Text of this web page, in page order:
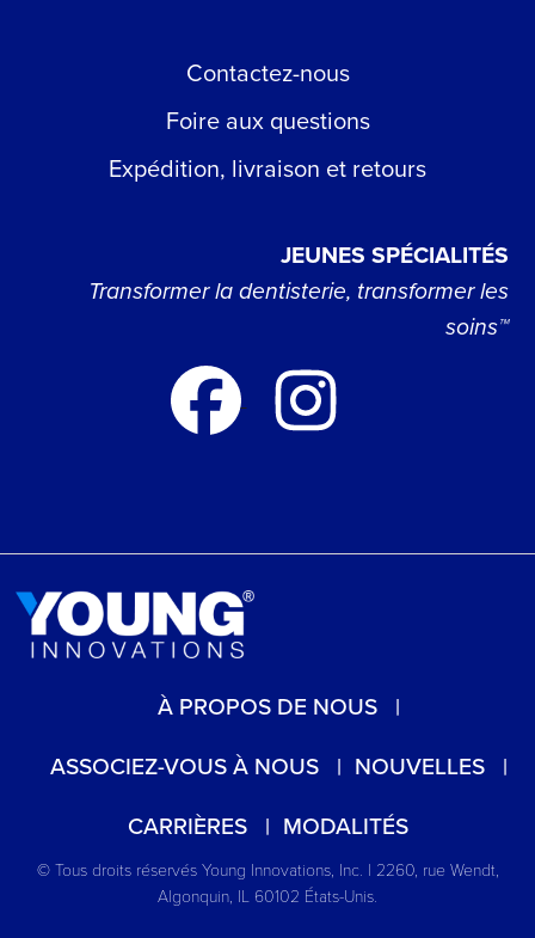
Contactez-nous
Foire aux questions
Expédition, livraison et retours
JEUNES SPÉCIALITÉS
Transformer la dentisterie, transformer les
soins™
À PROPOS DE NOUS
ASSOCIEZ-VOUS À NOUS
NOUVELLES
CARRIÈRES
MODALITÉS
© Tous droits réservés Young Innovations, Inc. | 2260, rue Wendt,
Algonquin, IL 60102 États-Unis.